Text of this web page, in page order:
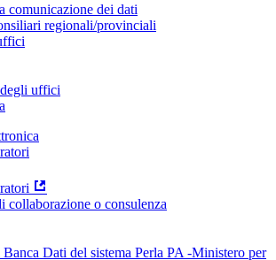
comunicazione dei dati
regionali/provinciali
uffici
o consulenza
Dati del sistema Perla PA -Ministero per